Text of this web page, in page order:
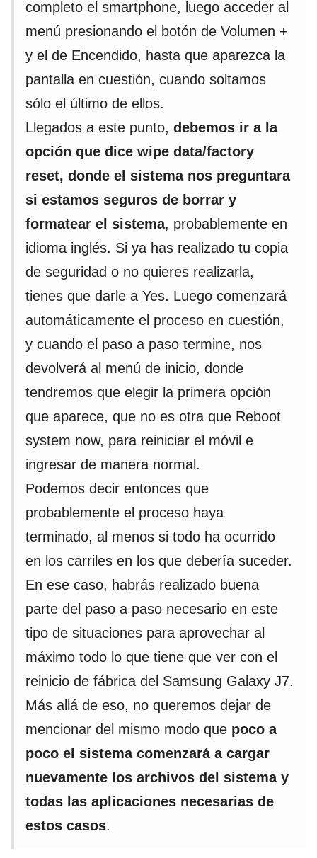
completo el smartphone, luego acceder al
menú presionando el botón de Volumen +
y el de Encendido, hasta que aparezca la
pantalla en cuestión, cuando soltamos
sólo el último de ellos.
Llegados a este punto, debemos ir a la
opción que dice wipe data/factory
reset, donde el sistema nos preguntara
si estamos seguros de borrar y
formatear el sistema, probablemente en
idioma inglés. Si ya has realizado tu copia
de seguridad o no quieres realizarla,
tienes que darle a Yes. Luego comenzará
automáticamente el proceso en cuestión,
y cuando el paso a paso termine, nos
devolverá al menú de inicio, donde
tendremos que elegir la primera opción
que aparece, que no es otra que Reboot
system now, para reiniciar el móvil e
ingresar de manera normal.
Podemos decir entonces que
probablemente el proceso haya
terminado, al menos si todo ha ocurrido
en los carriles en los que debería suceder.
En ese caso, habrás realizado buena
parte del paso a paso necesario en este
tipo de situaciones para aprovechar al
máximo todo lo que tiene que ver con el
reinicio de fábrica del Samsung Galaxy J7.
Más allá de eso, no queremos dejar de
mencionar del mismo modo que poco a
poco el sistema comenzará a cargar
nuevamente los archivos del sistema y
todas las aplicaciones necesarias de
estos casos.